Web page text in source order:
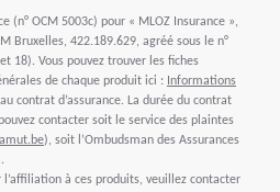
(n° OCM 5003c) pour « MLOZ Insurance »,
Bruxelles, 422.189.629, agréé sous le n°
18). Vous pouvez trouver les fiches
de chaque produit ici : Informations
contrat d’assurance. La durée du contrat
contacter soit le service des plaintes
), soit l’Ombudsman des Assurances
à ces produits, veuillez contacter